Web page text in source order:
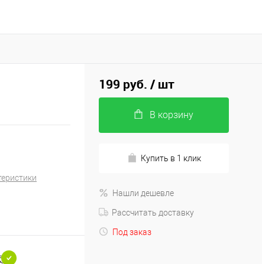
199 руб. / шт
В корзину
Купить в 1 клик
Нашли дешевле
Рассчитать доставку
Под заказ